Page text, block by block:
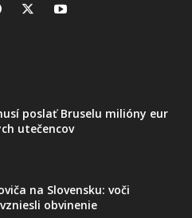
poslať Bruselu milióny eur
utečencov
na Slovensku: voči
obvinenie